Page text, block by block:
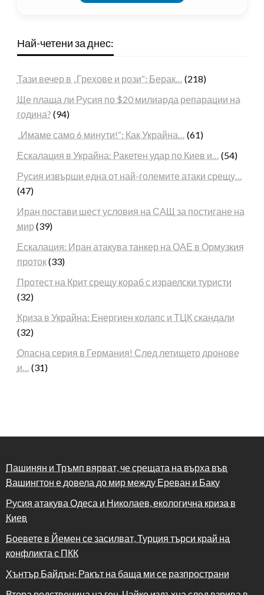
Най-четени за днес:
Тази вечер в „Грехове и рози“: Берак…
(218)
Ще плаща ли Русия по $20 милиарда репарации на
година? (94)
„Имаме само 6 минути!“: Как Украйна…
(61)
Ескалация в Украйна: Ракетен удар по Киев и…
(54)
Русия извърши една от най-големите атаки срещу…
(47)
Иран постави шест условия на САЩ за постигане на
мир (39)
Ескалация: Иран атакува танкер на ОАЕ в Ормузкия
проток(33)
Протест на Крит срещу кораб с израелски туристи
(32)
Криза в Украйна: Енергиен колапс и ТЦК скандали
(32)
Опасна серия в Германия! След летището дронове
и…
(31)
Пашинян и Тръмп вярват, че срещата на върха във
Вашингтон е довела до мир между Ереван и Баку
Русия атакува Одеса и Николаев, екологична криза в
Киев
Боевете в Йемен се засилват, Турция търси край на
конфликта с ПКК
Хънтър Байдън: Ракът на баща ми се разпространи